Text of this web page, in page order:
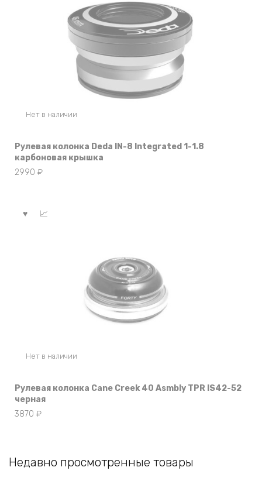
Нет в наличии
Рулевая колонка Deda IN-8 Integrated 1-1.8
карбоновая крышка
2990 ₽
Нет в наличии
Рулевая колонка Cane Creek 40 Asmbly TPR IS42-52
черная
3870 ₽
Недавно просмотренные товары